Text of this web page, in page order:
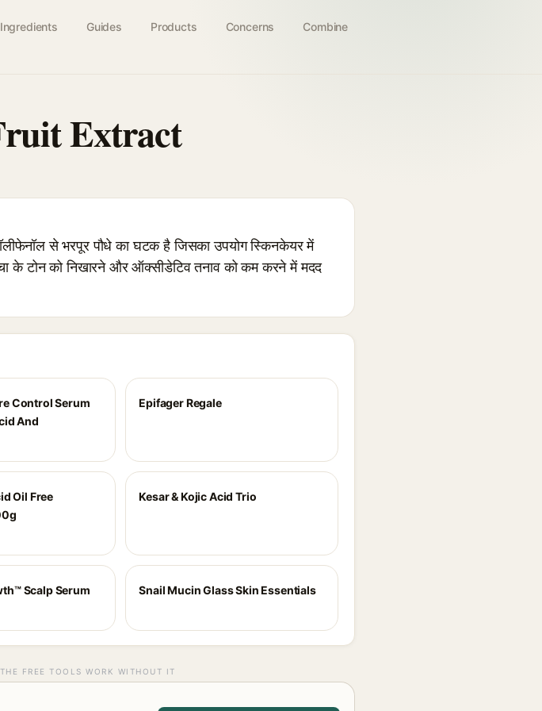
Ingredients Guides Products Concerns Combine
Extract
से भरपूर पौधे का घटक है जिसका उपयोग स्किनकेयर में
के टोन को निखारने और ऑक्सीडेटिव तनाव को कम करने में मदद
Control Serum
And
Epifager Regale
Oil Free
Kesar & Kojic Acid Trio
Scalp Serum Snail Mucin Glass Skin Essentials
FREE TOOLS WORK WITHOUT IT